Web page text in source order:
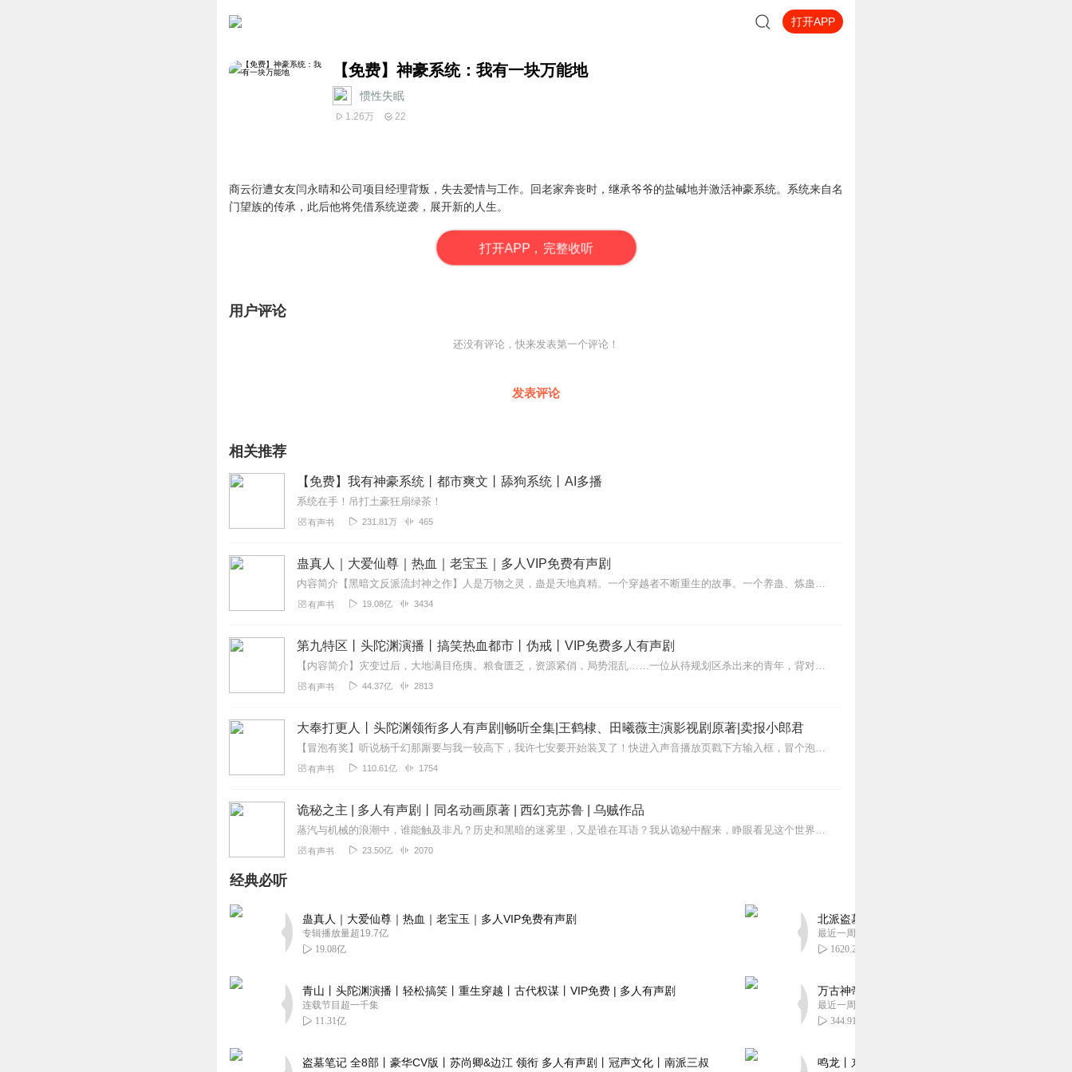
打开APP
【免费】神豪系统：我有一块万能地
惯性失眠_
1.26万 22
商云衍遭女友闫永晴和公司项目经理背叛，失去爱情与工作。回老家奔丧时，继承爷爷的盐碱地并激活神豪系统。系统来自名
门望族的传承，此后他将凭借系统逆袭，展开新的人生。
打开APP，完整收听
用户评论
还没有评论，快来发表第一个评论！
发表评论
相关推荐
【免费】我有神豪系统丨都市爽文丨舔狗系统丨AI多播
系统在手！吊打土豪狂扇绿茶！
有声书 231.81万 465
蛊真人｜大爱仙尊｜热血｜老宝玉｜多人VIP免费有声剧
内容简介【黑暗文反派流封神之作】人是万物之灵，蛊是天地真精。一个穿越者不断重生的故事。一个养蛊、炼蛊、用蛊的奇特世界。配音组（男角色）老宝玉旁白...
有声书 19.08亿 3434
第九特区丨头陀渊演播丨搞笑热血都市丨伪戒丨VIP免费多人有声剧
【内容简介】灾变过后，大地满目疮痍。粮食匮乏，资源紧俏，局势混乱……一位从待规划区杀出来的青年，背对着漫天黄沙，孤身来到九区谋生，却不曾想偶然结识三五好友，一念...
有声书 44.37亿 2813
大奉打更人丨头陀渊领衔多人有声剧|畅听全集|王鹤棣、田曦薇主演影视剧原著|卖报小郎君
【冒泡有奖】听说杨千幻那厮要与我一较高下，我许七安要开始装叉了！快进入声音播放页戳下方输入框，冒个泡偷偷告诉我，我要用哪些诗词才能胜过他？说得好的，有赏！202...
有声书 110.61亿 1754
诡秘之主 | 多人有声剧丨同名动画原著 | 西幻克苏鲁 | 乌贼作品
蒸汽与机械的浪潮中，谁能触及非凡？历史和黑暗的迷雾里，又是谁在耳语？我从诡秘中醒来，睁眼看见这个世界：枪械，大炮，巨舰，飞空艇，差分机；魔药，占卜，诅咒，倒吊人...
有声书 23.50亿 2070
经典必听
蛊真人｜大爱仙尊｜热血｜老宝玉｜多人VIP免费有声剧
专辑播放量超19.7亿
19.08亿
青山丨头陀渊演播丨轻松搞笑丨重生穿越丨古代权谋丨VIP免费 | 多人有声剧
连载节目超一千集
11.31亿
盗墓笔记 全8部丨豪华CV版丨苏尚卿&边江 领衔 多人有声剧丨冠声文化丨南派三叔
北派盗墓笔记丨头陀渊出品丨悬疑灵异丨摸金校尉
最近一周更新
1620.24万
万古神帝丨玄幻丨热血丨紫襟团队演播丨多人有声
最近一周更新
344.91万
鸣龙丨东方玄幻丨紫襟团队丨轻松搞笑丨多人有声